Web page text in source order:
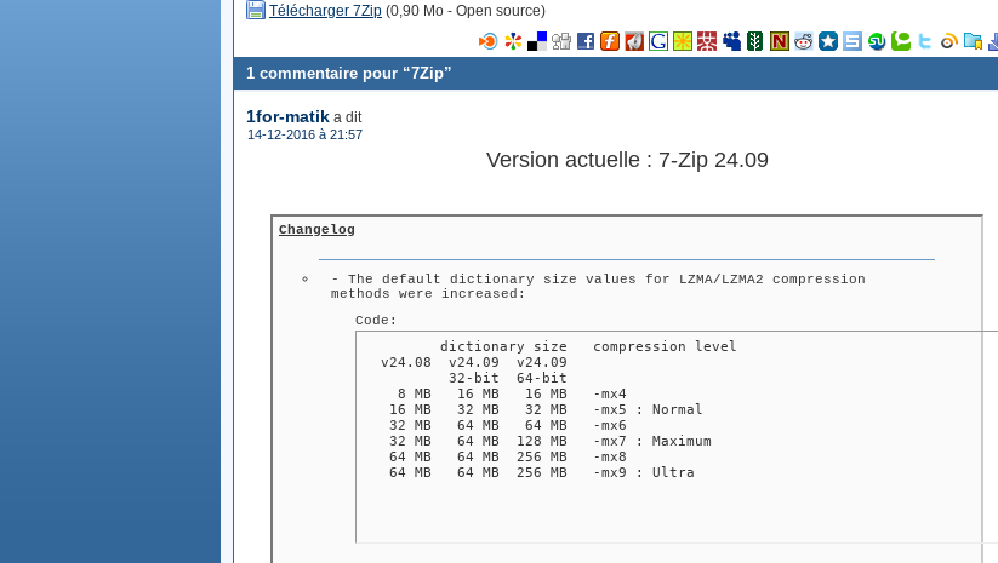
Télécharger 7Zip (0,90 Mo - Open source)
1 commentaire pour “7Zip”
1for-matik a dit
14-12-2016 à 21:57
Version actuelle : 7-Zip 24.09
Changelog
- The default dictionary size values for LZMA/LZMA2 compression
methods were increased:
Code:
         dictionary size   compression level
  v24.08  v24.09  v24.09
          32-bit  64-bit
    8 MB   16 MB   16 MB   -mx4
   16 MB   32 MB   32 MB   -mx5 : Normal
   32 MB   64 MB   64 MB   -mx6
   32 MB   64 MB  128 MB   -mx7 : Maximum
   64 MB   64 MB  256 MB   -mx8
   64 MB   64 MB  256 MB   -mx9 : Ultra